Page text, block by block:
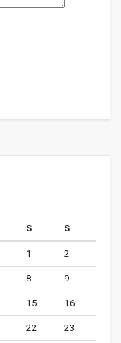
S S
1 2
8 9
15 16
22 23